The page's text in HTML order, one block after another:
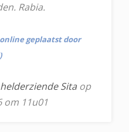
Rabia.
online geplaatst door
Sita op
om 11u01